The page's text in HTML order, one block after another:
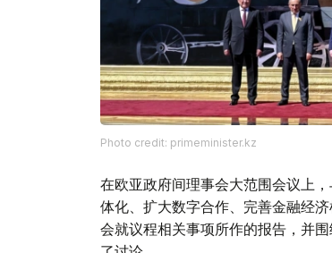
Photo credit: primeminister.kz
在欧亚政府间理事会大范围会议上
体化、扩大数字合作、完善金融经
会就议程相关事项所作的报告，并